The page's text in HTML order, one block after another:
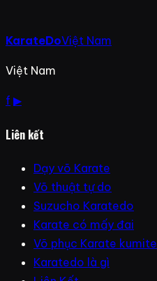
KarateDoViệt Nam
Việt Nam
f ▶
Liên kết
Dạy võ Karate
Võ thuật tự do
Suzucho Karatedo
Karate có mấy đai
Võ phục Karate kumite
Karatedo là gì